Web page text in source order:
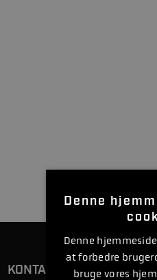
KONTAKT
Denne
Denne
at forbedre
bruge vores